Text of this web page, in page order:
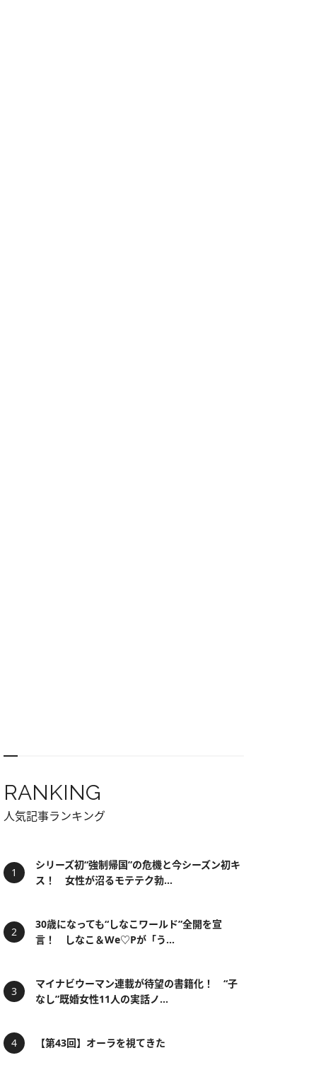
RANKING
人気記事ランキング
シリーズ初“強制帰国”の危機と今シーズン初キ
ス！ 女性が沼るモテテク勃...
30歳になっても“しなこワールド”全開を宣
言！ しなこ＆We♡Pが「う...
マイナビウーマン連載が待望の書籍化！ “子
なし”既婚女性11人の実話ノ...
【第43回】オーラを視てきた